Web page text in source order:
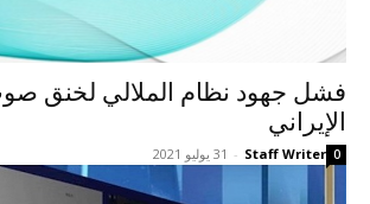
فشل جهود نظام الملالي لخنق
الإيراني
Staff Writer
- 31 يوليو 2021 0